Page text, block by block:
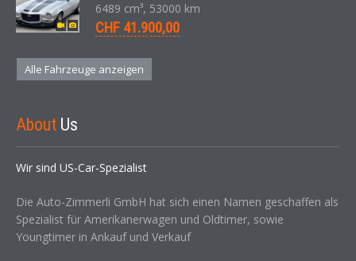
6489 cm³, 53000 km
CHF 41.900,00
Alle Fahrzeuge anzeigen
About Us
Wir sind US-Car-Spezialist
Die Auto-Zimmerli GmbH hat sich einen Namen geschaffen als
Spezialist für Amerikanerwagen und Oldtimer, sowie
Youngtimer in Ankauf und Verkauf